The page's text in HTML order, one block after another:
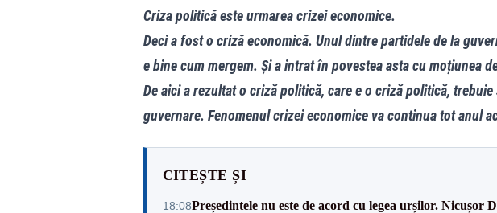
Criza politică este urmarea crizei economice.
Deci a fost o criză economică. Unul dintre partidele de la
e bine cum mergem. Și a intrat în povestea asta cu moțiunea
De aici a rezultat o criză politică, care e o criză politică,
guvernare. Fenomenul crizei economice va continua tot anul
CITEȘTE ȘI
18:08Președintele nu este de acord cu legea urșilor. Nicușor